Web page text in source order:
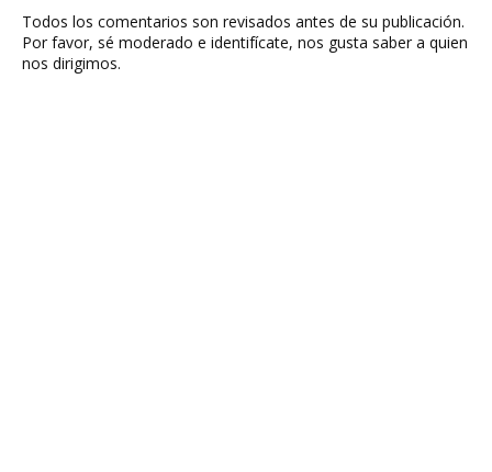
Todos los comentarios son revisados antes de su publicación.
Por favor, sé moderado e identifícate, nos gusta saber a quien
nos dirigimos.